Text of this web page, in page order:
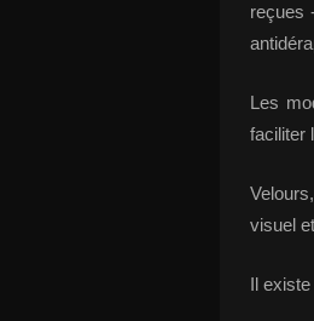
reçues
Les
faciliter
visuel
Il